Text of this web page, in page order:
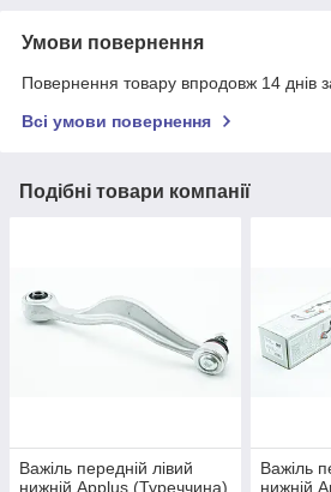
Умови повернення
Повернення товару впродовж 14 днів
Всі умови повернення
Подібні товари компанії
Важіль передній лівий
нижній Applus (Туреччина)
Важіль
нижній